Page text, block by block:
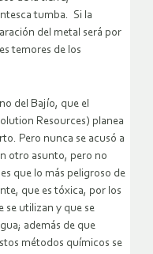
tumba. Si la
del metal será por
temores de los
del Bajío, que el
Resources) planea
Pero nunca se acusó a
otro asunto, pero no
que lo más peligroso de
que es tóxica, por los
se utilizan y que se
además de que
métodos químicos se